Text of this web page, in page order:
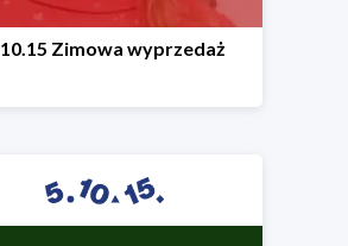
Zimowa wyprzedaż